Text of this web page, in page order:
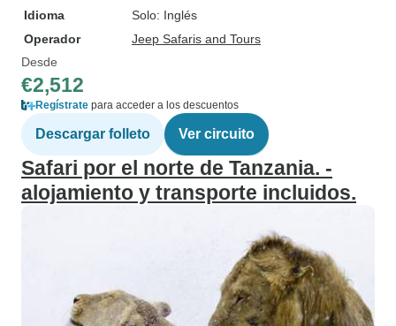
Idioma
Solo: Inglés
Operador
Jeep Safaris and Tours
Desde
€2,512
Regístrate para acceder a los descuentos
Descargar folleto Ver circuito
Safari por el norte de Tanzania. -
alojamiento y transporte incluidos.